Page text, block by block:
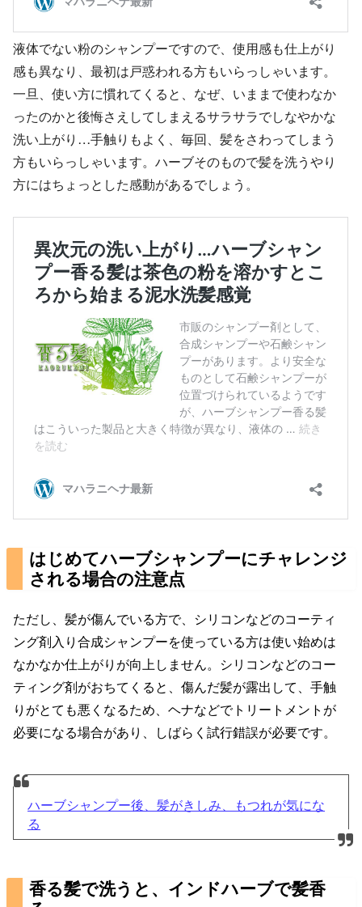
液体でない粉のシャンプーですので、使用感も仕上がり
感も異なり、最初は戸惑われる方もいらっしゃいます。
一旦、使い方に慣れてくると、なぜ、いままで使わなか
ったのかと後悔さえしてしまえるサラサラでしなやかな
洗い上がり…手触りもよく、毎回、髪をさわってしまう
方もいらっしゃいます。ハーブそのもので髪を洗うやり
方にはちょっとした感動があるでしょう。
はじめてハーブシャンプーにチャレンジ
される場合の注意点
ただし、髪が傷んでいる方で、シリコンなどのコーティ
ング剤入り合成シャンプーを使っている方は使い始めは
なかなか仕上がりが向上しません。シリコンなどのコー
ティング剤がおちてくると、傷んだ髪が露出して、手触
りがとても悪くなるため、ヘナなどでトリートメントが
必要になる場合があり、しばらく試行錯誤が必要です。
ハーブシャンプー後、髪がきしみ、もつれが気にな
る
香る髪で洗うと、インドハーブで髪香